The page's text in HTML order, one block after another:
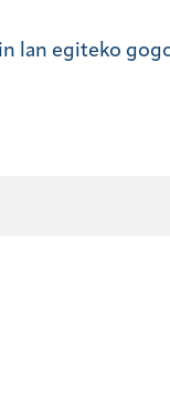
lan egiteko